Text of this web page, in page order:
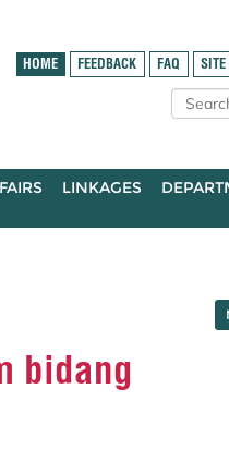
HOME FEEDBACK FAQ
LINKAGES
bidang